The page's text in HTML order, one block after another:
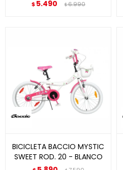
$ 5.490 $6.990
BICICLETA BACCIO MYSTIC
SWEET ROD. 20 - BLANCO